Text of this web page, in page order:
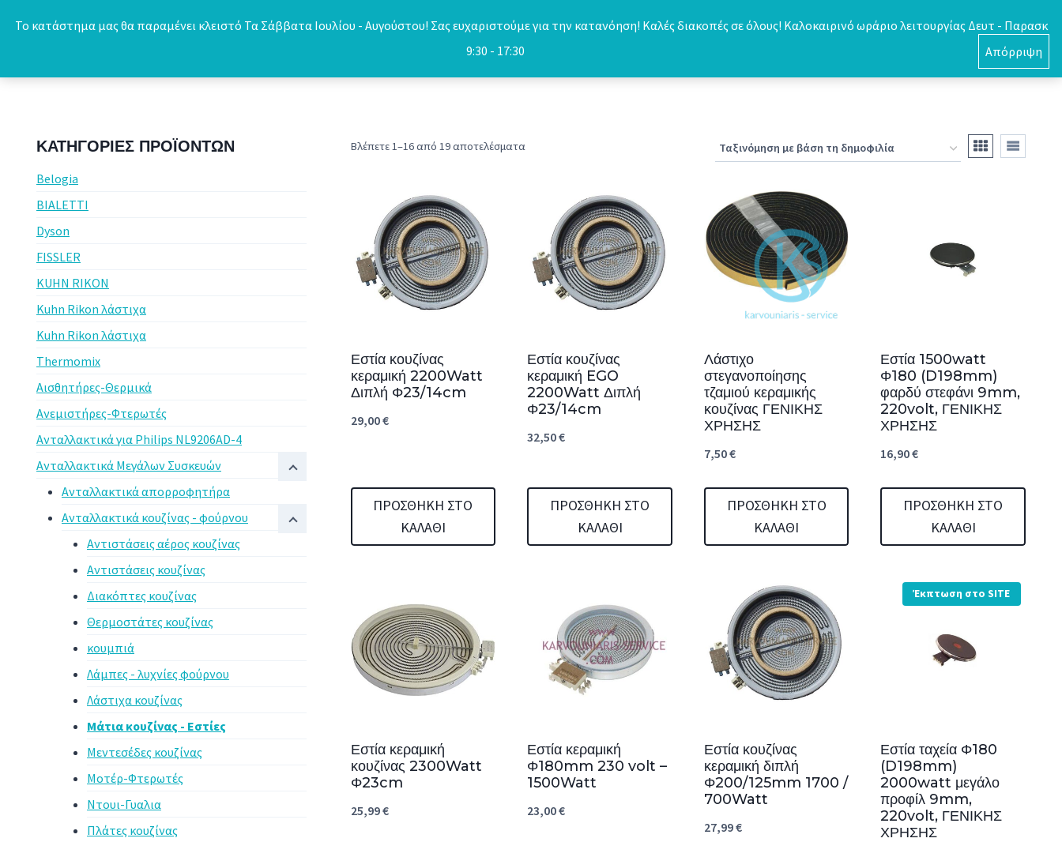
Το κατάστημα μας θα παραμένει κλειστό Τα Σάββατα Ιουλίου - Αυγούστου! Σας ευχαριστούμε για την κατανόηση! Καλές διακοπές σε όλους! Καλοκαιρινό ωράριο λειτουργίας Δευτ - Παρασκ
9:30 - 17:30
Απόρριψη
0
Βλέπετε 1–16 από 19 αποτελέσματαSorted
Εστία κουζίνας
κεραμική 2200Watt
Διπλή Φ23/14cm
29,00€
ΠΡΟΣΘΉΚΗ ΣΤΟ
ΚΑΛΆΘΙ
Εστία κουζίνας
κεραμική EGO
2200Watt Διπλή
Φ23/14cm
32,50€
ΠΡΟΣΘΉΚΗ ΣΤΟ
ΚΑΛΆΘΙ
Λάστιχο
στεγανοποίησης
τζαμιού κεραμικής
κουζίνας ΓΕΝΙΚΗΣ
ΧΡΗΣΗΣ
7,50€
ΠΡΟΣΘΉΚΗ ΣΤΟ
ΚΑΛΆΘΙ
Εστία 1500watt
Φ180 (D198mm)
φαρδύ στεφάνι 9mm,
220volt, ΓΕΝΙΚΗΣ
ΧΡΗΣΗΣ
16,90€
ΠΡΟΣΘΉΚΗ ΣΤΟ
ΚΑΛΆΘΙ
Εστία κεραμική
κουζίνας 2300Watt
Φ23cm
25,99€
Εστία κεραμική
Φ180mm 230 volt –
1500Watt
23,00€
Εστία κουζίνας
κεραμική διπλή
Φ200/125mm 1700 /
700Watt
27,99€
Έκπτωση στο SITE
Εστία ταχεία Φ180
(D198mm)
2000watt μεγάλο
προφίλ 9mm,
220volt, ΓΕΝΙΚΗΣ
ΧΡΗΣΗΣ
ΚΑΤΗΓΟΡΊΕΣ ΠΡΟΪΌΝΤΩΝ
Belogia
BIALETTI
Dyson
FISSLER
KUHN RIKON
Kuhn Rikon λάστιχα
Kuhn Rikon λάστιχα
Thermomix
Αισθητήρες-Θερμικά
Ανεμιστήρες-Φτερωτές
Ανταλλακτικά για Philips NL9206AD-4
Ανταλλακτικά Μεγάλων Συσκευών
Ανταλλακτικά απορροφητήρα
Ανταλλακτικά κουζίνας - φούρνου
Αντιστάσεις αέρος κουζίνας
Αντιστάσεις κουζίνας
Διακόπτες κουζίνας
Θερμοστάτες κουζίνας
κουμπιά
Λάμπες - λυχνίες φούρνου
Λάστιχα κουζίνας
Μάτια κουζίνας - Εστίες
Μεντεσέδες κουζίνας
Μοτέρ-Φτερωτές
Ντουι-Γυαλια
Πλάτες κουζίνας